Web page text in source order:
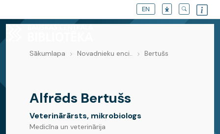
EN
Novadnieku enciklopēdija
Sākumlapa Novadnieku enci.. Bertušs
Alfrēds Bertušs
Veterinārārsts, mikrobiologs
Medicīna un veterinārija